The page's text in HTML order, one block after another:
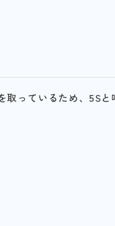
取っているため、5Sと